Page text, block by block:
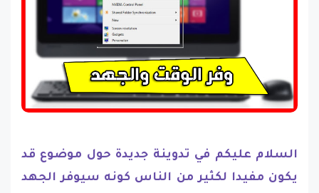
السلام عليكم في تدوينة جديدة حول موضوع قد
يكون مفيدا لكثير من الناس كونه سيوفر الجهد